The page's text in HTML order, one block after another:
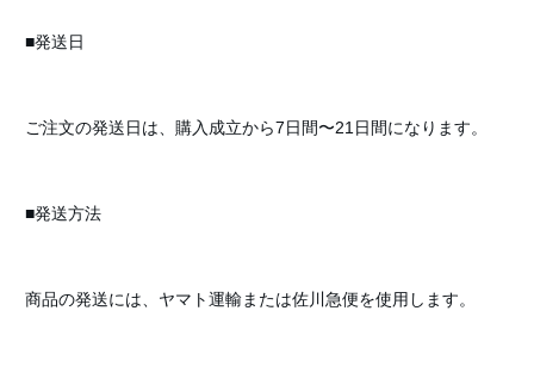
■発送日
ご注文の発送日は、購入成立から7日間〜21日間になります。
■発送方法
商品の発送には、ヤマト運輸または佐川急便を使用します。